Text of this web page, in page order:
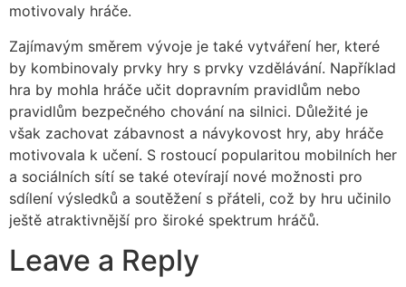
motivovaly hráče.
Zajímavým směrem vývoje je také vytváření her, které
by kombinovaly prvky hry s prvky vzdělávání. Například
hra by mohla hráče učit dopravním pravidlům nebo
pravidlům bezpečného chování na silnici. Důležité je
však zachovat zábavnost a návykovost hry, aby hráče
motivovala k učení. S rostoucí popularitou mobilních her
a sociálních sítí se také otevírají nové možnosti pro
sdílení výsledků a soutěžení s přáteli, což by hru učinilo
ještě atraktivnější pro široké spektrum hráčů.
Leave a Reply